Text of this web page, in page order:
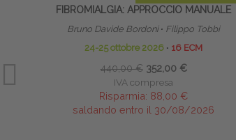
FIBROMIALGIA: APPROCCIO MANUALE
Bruno Davide Bordoni∙ Filippo Tobbi
24-25 ottobre 2026 ∙ 16 ECM
440,00 € 352,00 €
IVA compresa
Risparmia: 88,00 €
saldando entro il 30/08/2026